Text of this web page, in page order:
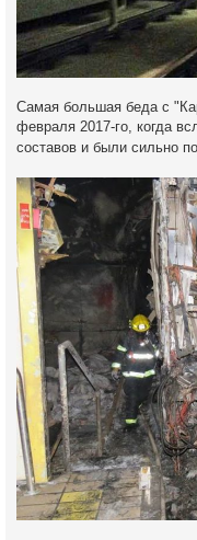
Самая большая беда с
февраля 2017-го, когда
составов и были сильно